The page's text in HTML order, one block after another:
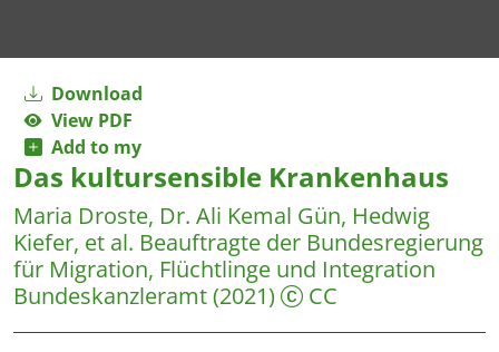
Download
View PDF
Add to my
Das kultursensible Krankenhaus
Maria Droste, Dr. Ali Kemal Gün, Hedwig
Kiefer, et al. Beauftragte der Bundesregierung
für Migration, Flüchtlinge und Integration
Bundeskanzleramt(2021) CC